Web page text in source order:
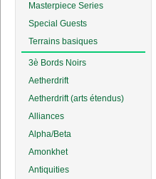
Masterpiece Series
Special Guests
Terrains basiques
3è Bords Noirs
Aetherdrift
Aetherdrift (arts étendus)
Alliances
Alpha/Beta
Amonkhet
Antiquities